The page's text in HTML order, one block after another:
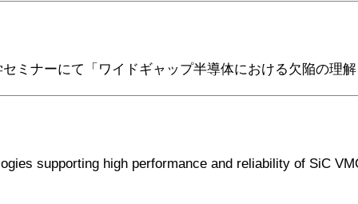
ミナーにて「ワイドギャップ半導体における欠陥の理
supporting high performance and reliability of SiC